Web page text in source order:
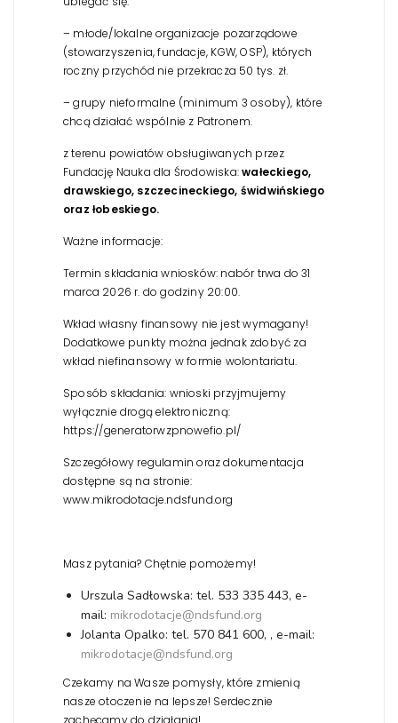
– młode/lokalne organizacje pozarządowe
(stowarzyszenia, fundacje, KGW, OSP), których
roczny przychód nie przekracza 50 tys. zł.
– grupy nieformalne (minimum 3 osoby), które
chcą działać wspólnie z Patronem.
z terenu powiatów obsługiwanych przez
Fundację Nauka dla Środowiska:wałeckiego,
drawskiego, szczecineckiego, świdwińskiego
oraz łobeskiego.
Ważne informacje:
Termin składania wniosków: nabór trwa do 31
marca 2026 r. do godziny 20:00.
Wkład własny finansowy nie jest wymagany!
Dodatkowe punkty można jednak zdobyć za
wkład niefinansowy w formie wolontariatu.
Sposób składania: wnioski przyjmujemy
wyłącznie drogą elektroniczną:
https://generatorwzpnowefio.pl/
Szczegółowy regulamin oraz dokumentacja
dostępne są na stronie:
www.mikrodotacje.ndsfund.org
Masz pytania? Chętnie pomożemy!
Urszula Sadłowska: tel. 533 335 443, e-
mail: mikrodotacje@ndsfund.org
Jolanta Opalko: tel. 570 841 600, , e-mail:
mikrodotacje@ndsfund.org
Czekamy na Wasze pomysły, które zmienią
nasze otoczenie na lepsze! Serdecznie
zachęcamy do działania!